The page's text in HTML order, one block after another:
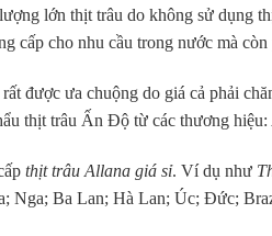
lớn thịt trâu do không sử dụng
cấp cho nhu cầu trong nước mà
rất được ưa chuộng do giá cả phải
thịt trâu Ấn Độ từ các thương
thịt trâu Allana giá sỉ. Ví dụ như
Nga; Ba Lan; Hà Lan; Úc; Đức;